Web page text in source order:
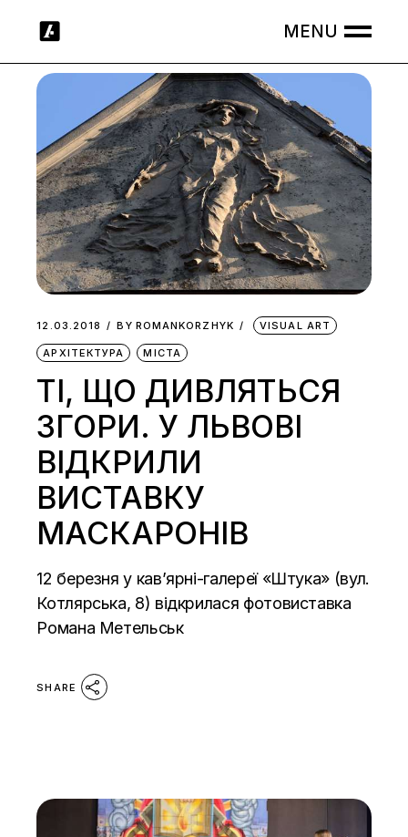
12.03.2018 BY ROMANKORZHYK VISUAL ART
АРХІТЕКТУРА МІСТА
ТІ, ЩО ДИВЛЯТЬСЯ
ЗГОРИ. У ЛЬВОВІ
ВІДКРИЛИ
ВИСТАВКУ
МАСКАРОНІВ
12 березня у кав’ярні-галереї «Штука» (вул.
Котлярська, 8) відкрилася фотовиставка
Романа Метельськ
SHARE